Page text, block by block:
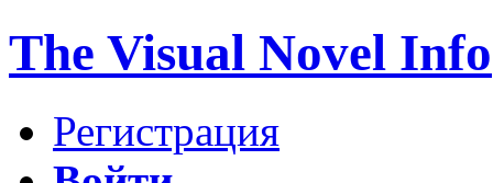
The Visual Novel Info
Регистрация